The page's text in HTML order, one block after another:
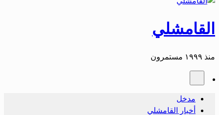
القامشلي
منذ ١٩٩٩ مستمرون
مدخل
أخبار القامشلي